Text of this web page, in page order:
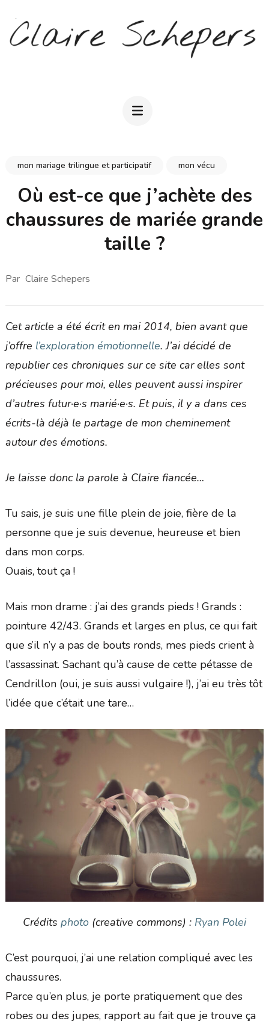
contenu
mon mariage trilingue et participatif mon vécu
Où est-ce que j’achète des
chaussures de mariée grande
taille ?
Par Claire Schepers
Cet article a été écrit en mai 2014, bien avant que
j’offre l’exploration émotionnelle. J’ai décidé de
republier ces chroniques sur ce site car elles sont
précieuses pour moi, elles peuvent aussi inspirer
d’autres futur·e·s marié·e·s. Et puis, il y a dans ces
écrits-là déjà le partage de mon cheminement
autour des émotions.
Je laisse donc la parole à Claire fiancée…
Tu sais, je suis une fille plein de joie, fière de la
personne que je suis devenue, heureuse et bien
dans mon corps.
Ouais, tout ça !
Mais mon drame : j’ai des grands pieds ! Grands :
pointure 42/43. Grands et larges en plus, ce qui fait
que s’il n’y a pas de bouts ronds, mes pieds crient à
l’assassinat. Sachant qu’à cause de cette pétasse de
Cendrillon (oui, je suis aussi vulgaire !), j’ai eu très tôt
l’idée que c’était une tare…
Crédits photo (creative commons) : Ryan Polei
C’est pourquoi, j’ai une relation compliqué avec les
chaussures.
Parce qu’en plus, je porte pratiquement que des
robes ou des jupes, rapport au fait que je trouve ça